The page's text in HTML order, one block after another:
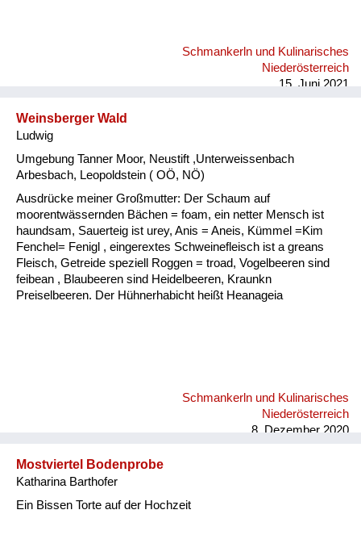
Schmankerln und Kulinarisches
Niederösterreich
15. Juni 2021
Weinsberger Wald
Ludwig
Umgebung Tanner Moor, Neustift ,Unterweissenbach
Arbesbach, Leopoldstein ( OÖ, NÖ)
Ausdrücke meiner Großmutter: Der Schaum auf
moorentwässernden Bächen = foam, ein netter Mensch ist
haundsam, Sauerteig ist urey, Anis = Aneis, Kümmel =Kim
Fenchel= Fenigl , eingerextes Schweinefleisch ist a greans
Fleisch, Getreide speziell Roggen = troad, Vogelbeeren sind
feibean , Blaubeeren sind Heidelbeeren, Kraunkn
Preiselbeeren. Der Hühnerhabicht heißt Heanageia
Schmankerln und Kulinarisches
Niederösterreich
8. Dezember 2020
Mostviertel Bodenprobe
Katharina Barthofer
Ein Bissen Torte auf der Hochzeit